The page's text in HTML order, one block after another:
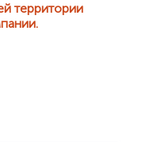
территории